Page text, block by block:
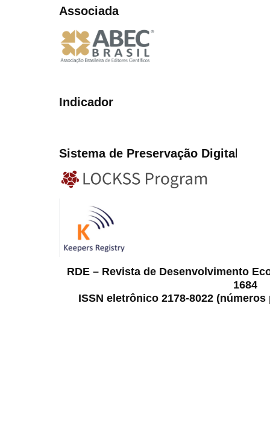
Associada
Indicador
Sistema de Preservação Digital
RDE – Revista de Desenvolvimento
1684
ISSN eletrônico 2178-8022